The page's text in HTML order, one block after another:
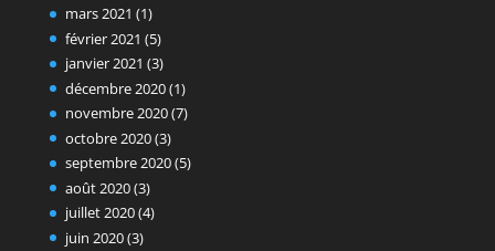
mars 2021 (1)
février 2021 (5)
janvier 2021 (3)
décembre 2020(1)
novembre 2020(7)
octobre 2020(3)
septembre 2020(5)
août 2020(3)
juillet 2020(4)
juin 2020(3)